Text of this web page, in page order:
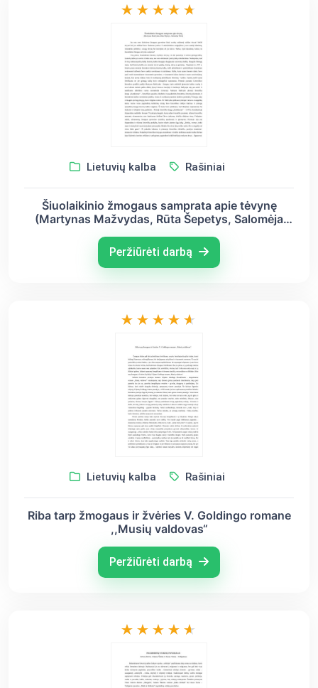
Lietuvių kalba Rašiniai
Šiuolaikinio žmogaus samprata apie tėvynę
(Martynas Mažvydas, Rūta Šepetys, Salomėja
Peržiūrėti darbą
Lietuvių kalba Rašiniai
Riba tarp žmogaus ir žvėries V. Goldingo romane
,,Musių valdovas“
Peržiūrėti darbą